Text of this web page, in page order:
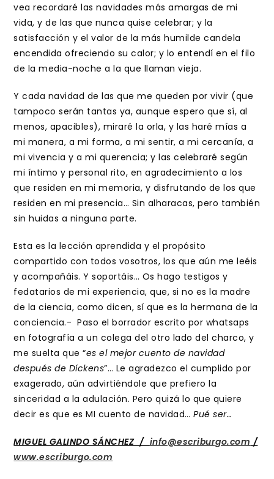
vea recordaré las navidades más amargas de mi
vida, y de las que nunca quise celebrar; y la
satisfacción y el valor de la más humilde candela
encendida ofreciendo su calor; y lo entendí en el filo
de la media-noche a la que llaman vieja.
Y cada navidad de las que me queden por vivir (que
tampoco serán tantas ya, aunque espero que sí, al
menos, apacibles), miraré la orla, y las haré mías a
mi manera, a mi forma, a mi sentir, a mi cercanía, a
mi vivencia y a mi querencia; y las celebraré según
mi íntimo y personal rito, en agradecimiento a los
que residen en mi memoria, y disfrutando de los que
residen en mi presencia… Sin alharacas, pero también
sin huidas a ninguna parte.
Esta es la lección aprendida y el propósito
compartido con todos vosotros, los que aún me leéis
y acompañáis. Y soportáis… Os hago testigos y
fedatarios de mi experiencia, que, si no es la madre
de la ciencia, como dicen, sí que es la hermana de la
conciencia.- Paso el borrador escrito por whatsaps
en fotografía a un colega del otro lado del charco, y
me suelta que “es el mejor cuento de navidad
después de Díckens”… Le agradezco el cumplido por
exagerado, aún advirtiéndole que prefiero la
sinceridad a la adulación. Pero quizá lo que quiere
decir es que es MI cuento de navidad…Pué ser…
MIGUEL GALINDO SÁNCHEZ / info@escriburgo.com /
www.escriburgo.com